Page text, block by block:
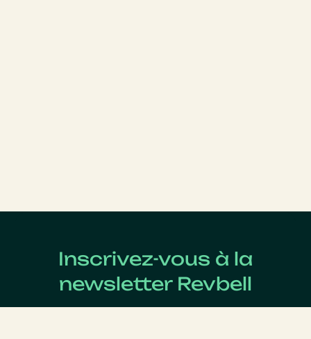
Inscrivez-vous à la
newsletter Revbell